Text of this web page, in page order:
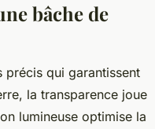
bâche de
précis qui garantissent
la transparence joue
lumineuse optimise la